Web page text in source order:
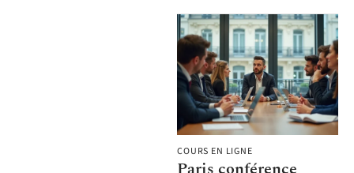
COURS EN LIGNE